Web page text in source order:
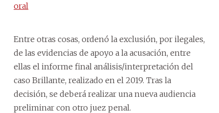
oral
Entre otras cosas, ordenó la exclusión, por ilegales,
de las evidencias de apoyo a la acusación, entre
ellas el informe final análisis/interpretación del
caso Brillante, realizado en el 2019. Tras la
decisión, se deberá realizar una nueva audiencia
preliminar con otro juez penal.